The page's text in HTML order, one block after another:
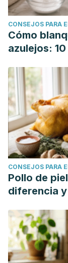
CONSEJOS PARA
Cómo
azulejos:
CONSEJOS PARA
Pollo de
diferencia